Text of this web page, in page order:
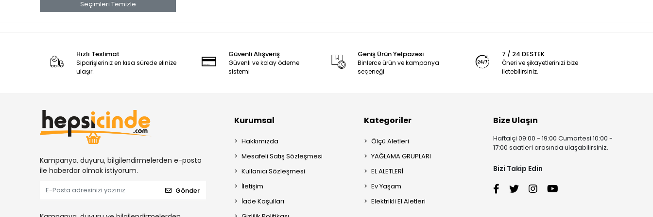
KOLİ KAPAMA TABANCALARI
YÜKSÜKLÜ NİPELLER
DİĞER HAVALI ALETLER
NİPELLER
DÖŞEME TABANCALARI
DİŞİ TAPALAR
DİRSEKLER
TE REKORLAR
MEKANİK ZIMBA TABANCALARI
Seçimleri Temizle
Hızlı Teslimat
Siparişleriniz en kısa sürede elinize
ulaşır.
Güvenli Alışveriş
Güvenli ve kolay ödeme
sistemi
Geniş Ürün Yelpazesi
Binlerce ürün ve kampanya
seçeneği
7 / 24 DESTEK
Öneri ve şikayetlerinizi bize
iletebilirsiniz.
Kampanya, duyuru, bilgilendirmelerden e-posta
ile haberdar olmak istiyorum.
Gönder
Kurumsal
Hakkımızda
Mesafeli Satış Sözleşmesi
Kullanıcı Sözleşmesi
İletişim
İade Koşulları
Kategoriler
Ölçü Aletleri
YAĞLAMA GRUPLARI
EL ALETLERİ
Ev Yaşam
Elektrikli El Aletleri
Bize Ulaşın
Haftaiçi 09:00 - 19:00 Cumartesi 10:00 -
17:00 saatleri arasında ulaşabilirsiniz.
Bizi Takip Edin